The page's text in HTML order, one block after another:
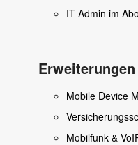
IT-Admin im Abo
Erweiterungen
Mobile Device
Mobilfunk &